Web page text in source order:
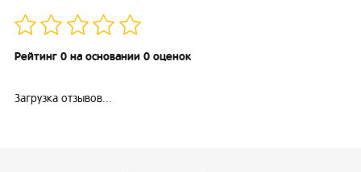
Рейтинг 0 на основании 0 оценок
Загрузка отзывов...